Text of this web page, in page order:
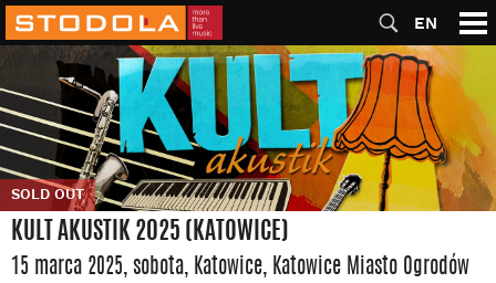
EN
SOLD OUT
KULT AKUSTIK 2025 (KATOWICE)
15 marca 2025, sobota, Katowice, Katowice Miasto Ogrodów